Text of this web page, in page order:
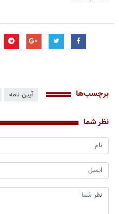
برچسب‌ها آیین نامه
نظر شما